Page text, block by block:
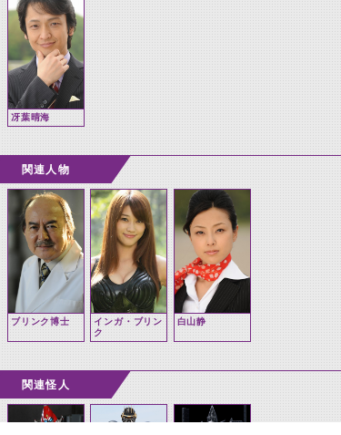
冴葉晴海
関連人物
ブリンク博士
インガ・ブリン
ク
白山静
関連怪人